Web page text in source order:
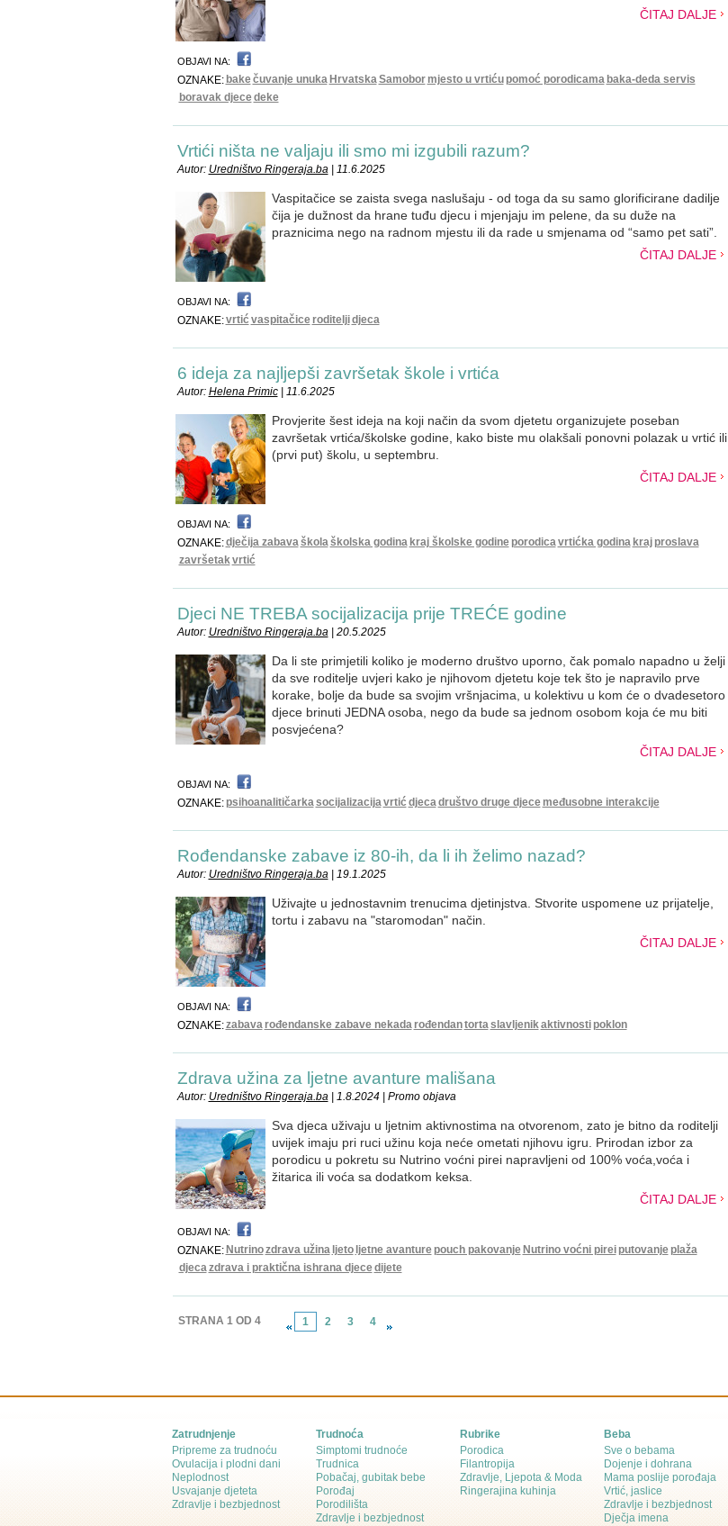
ČITAJ DALJE
OBJAVI NA:
OZNAKE: bakečuvanje unuka HrvatskaSamobor mjesto u vrtiću pomoć porodicama baka-deda servis
boravak djecedeke
Vrtići ništa ne valjaju ili smo mi izgubili razum?
Autor: Uredništvo Ringeraja.ba| 11.6.2025
Vaspitačice se zaista svega naslušaju - od toga da su samo glorificirane dadilje
čija je dužnost da hrane tuđu djecu i mjenjaju im pelene, da su duže na
praznicima nego na radnom mjestu ili da rade u smjenama od “samo pet sati”.
ČITAJ DALJE
OBJAVI NA:
OZNAKE:vrtić vaspitačice roditeljidjeca
6 ideja za najljepši završetak škole i vrtića
Autor: Helena Primic| 11.6.2025
Provjerite šest ideja na koji način da svom djetetu organizujete poseban
završetak vrtića/školske godine, kako biste mu olakšali ponovni polazak u vrtić ili
(prvi put) školu, u septembru.
ČITAJ DALJE
OBJAVI NA:
OZNAKE:dječija zabavaškolaškolska godina kraj školske godine porodicavrtićka godina kraj proslava
završetakvrtić
Djeci NE TREBA socijalizacija prije TREĆE godine
Autor: Uredništvo Ringeraja.ba| 20.5.2025
Da li ste primjetili koliko je moderno društvo uporno, čak pomalo napadno u želji
da sve roditelje uvjeri kako je njihovom djetetu koje tek što je napravilo prve
korake, bolje da bude sa svojim vršnjacima, u kolektivu u kom će o dvadesetoro
djece brinuti JEDNA osoba, nego da bude sa jednom osobom koja će mu biti
posvjećena?
ČITAJ DALJE
OBJAVI NA:
OZNAKE: psihoanalitičarkasocijalizacijavrtić djecadruštvo druge djece međusobne interakcije
Rođendanske zabave iz 80-ih, da li ih želimo nazad?
Autor: Uredništvo Ringeraja.ba| 19.1.2025
Uživajte u jednostavnim trenucima djetinjstva. Stvorite uspomene uz prijatelje,
tortu i zabavu na "staromodan" način.
ČITAJ DALJE
OBJAVI NA:
OZNAKE:zabava rođendanske zabave nekada rođendantortaslavljenikaktivnosti poklon
Zdrava užina za ljetne avanture mališana
Autor: Uredništvo Ringeraja.ba| 1.8.2024 | Promo objava
Sva djeca uživaju u ljetnim aktivnostima na otvorenom, zato je bitno da roditelji
uvijek imaju pri ruci užinu koja neće ometati njihovu igru. Prirodan izbor za
porodicu u pokretu su Nutrino voćni pirei napravljeni od 100% voća,voća i
žitarica ili voća sa dodatkom keksa.
ČITAJ DALJE
OBJAVI NA:
OZNAKE: Nutrinozdrava užina ljeto ljetne avanture pouch pakovanje Nutrino voćni pirei putovanje plaža
djecazdrava i praktična ishrana djecedijete
STRANA 1 OD 4 1 2 3 4
Zatrudnjenje
Pripreme za trudnoću
Ovulacija i plodni dani
Neplodnost
Usvajanje djeteta
Zdravlje i bezbjednost
Trudnoća
Simptomi trudnoće
Trudnica
Pobačaj, gubitak bebe
Porođaj
Porodilišta
Zdravlje i bezbjednost
Rubrike
Porodica
Filantropija
Zdravlje, Ljepota & Moda
Ringerajina kuhinja
Beba
Sve o bebama
Dojenje i dohrana
Mama poslije porođaja
Vrtić, jaslice
Zdravlje i bezbjednost
Dječja imena